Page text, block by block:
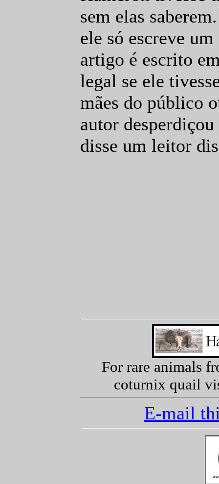
sem elas
ele só escreve
artigo é escrito
legal se ele
mães do público
autor
disse um leitor
For rare animals
coturnix quail
E-mail